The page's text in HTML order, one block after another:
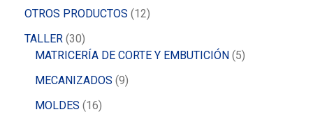
OTROS PRODUCTOS 12
TALLER 30
MATRICERÍA DE CORTE Y EMBUTICIÓN
5
MECANIZADOS 9
MOLDES 16